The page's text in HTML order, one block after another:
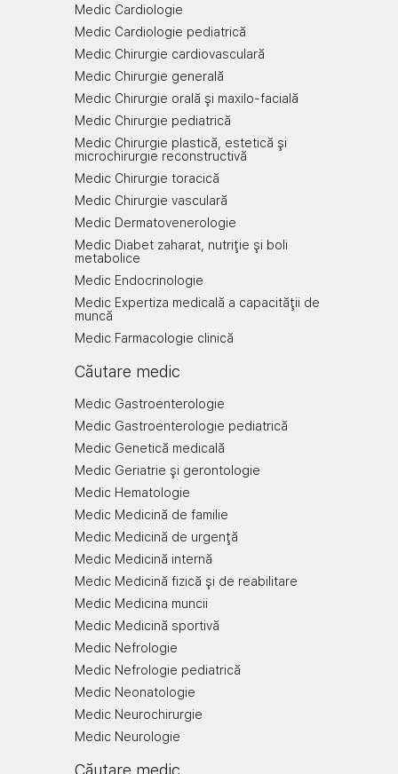
Medic Cardiologie
Medic Cardiologie pediatrică
Medic Chirurgie cardiovasculară
Medic Chirurgie generală
Medic Chirurgie orală şi maxilo-facială
Medic Chirurgie pediatrică
Medic Chirurgie plastică, estetică şi
microchirurgie reconstructivă
Medic Chirurgie toracică
Medic Chirurgie vasculară
Medic Dermatovenerologie
Medic Diabet zaharat, nutriţie şi boli
metabolice
Medic Endocrinologie
Medic Expertiza medicală a capacităţii de
muncă
Medic Farmacologie clinică
Căutare medic
Medic Gastroenterologie
Medic Gastroenterologie pediatrică
Medic Genetică medicală
Medic Geriatrie şi gerontologie
Medic Hematologie
Medic Medicină de familie
Medic Medicină de urgenţă
Medic Medicină internă
Medic Medicină fizică şi de reabilitare
Medic Medicina muncii
Medic Medicină sportivă
Medic Nefrologie
Medic Nefrologie pediatrică
Medic Neonatologie
Medic Neurochirurgie
Medic Neurologie
Căutare medic